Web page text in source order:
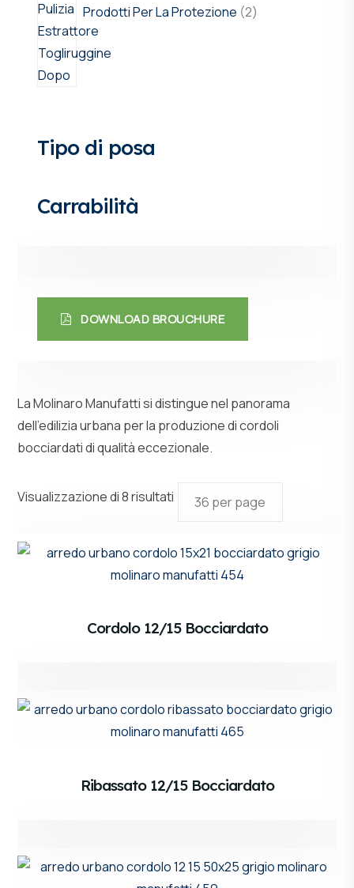
Prodotti Per La Protezione 2
Tipo di posa
Carrabilità
DOWNLOAD BROUCHURE
La Molinaro Manufatti si distingue nel panorama
dell’edilizia urbana per la produzione di cordoli
bocciardati di qualità eccezionale.
Visualizzazione di 8 risultati
Cordolo 12/15 Bocciardato
Ribassato 12/15 Bocciardato